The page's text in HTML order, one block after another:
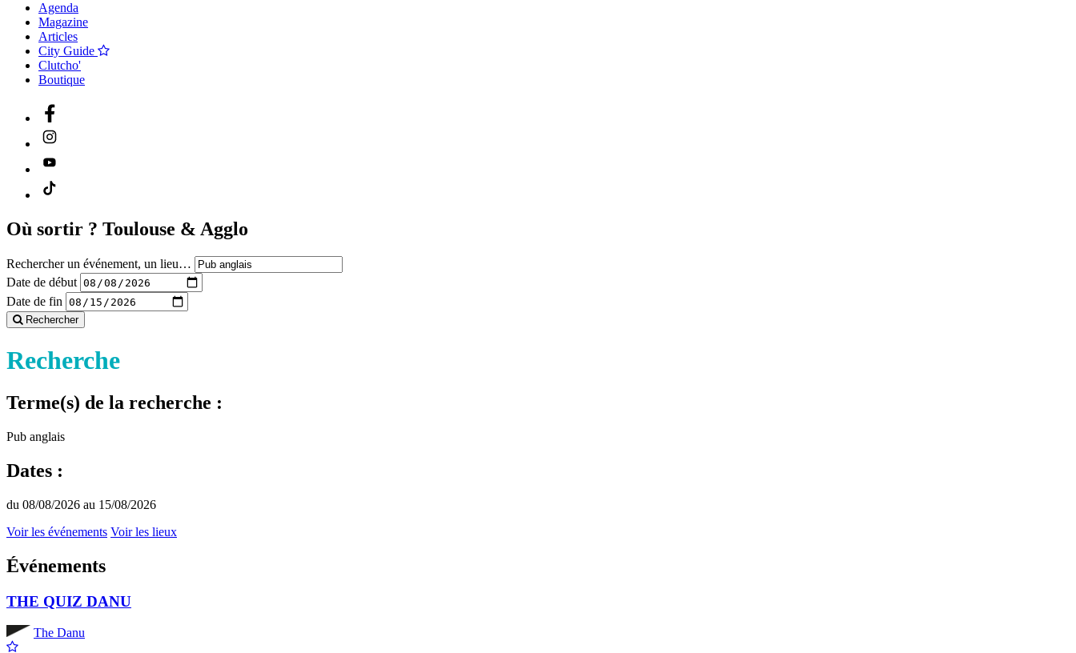
Agenda
Magazine
Articles
City Guide
Clutcho'
Boutique
Où sortir ? Toulouse & Agglo
Rechercher un événement, un lieu…
Date de début
Date de fin
Rechercher
Recherche
Terme(s) de la recherche :
Pub anglais
Dates :
du 08/08/2026 au 15/08/2026
Voir les événements Voir les lieux
Événements
THE QUIZ DANU
The Danu